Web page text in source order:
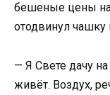
бешеные цены
отодвинул чашку
— Я Свете дачу
живёт. Воздух,